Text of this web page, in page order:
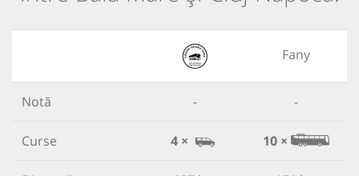
Fany
Notă - -
Curse 4 × 10 ×